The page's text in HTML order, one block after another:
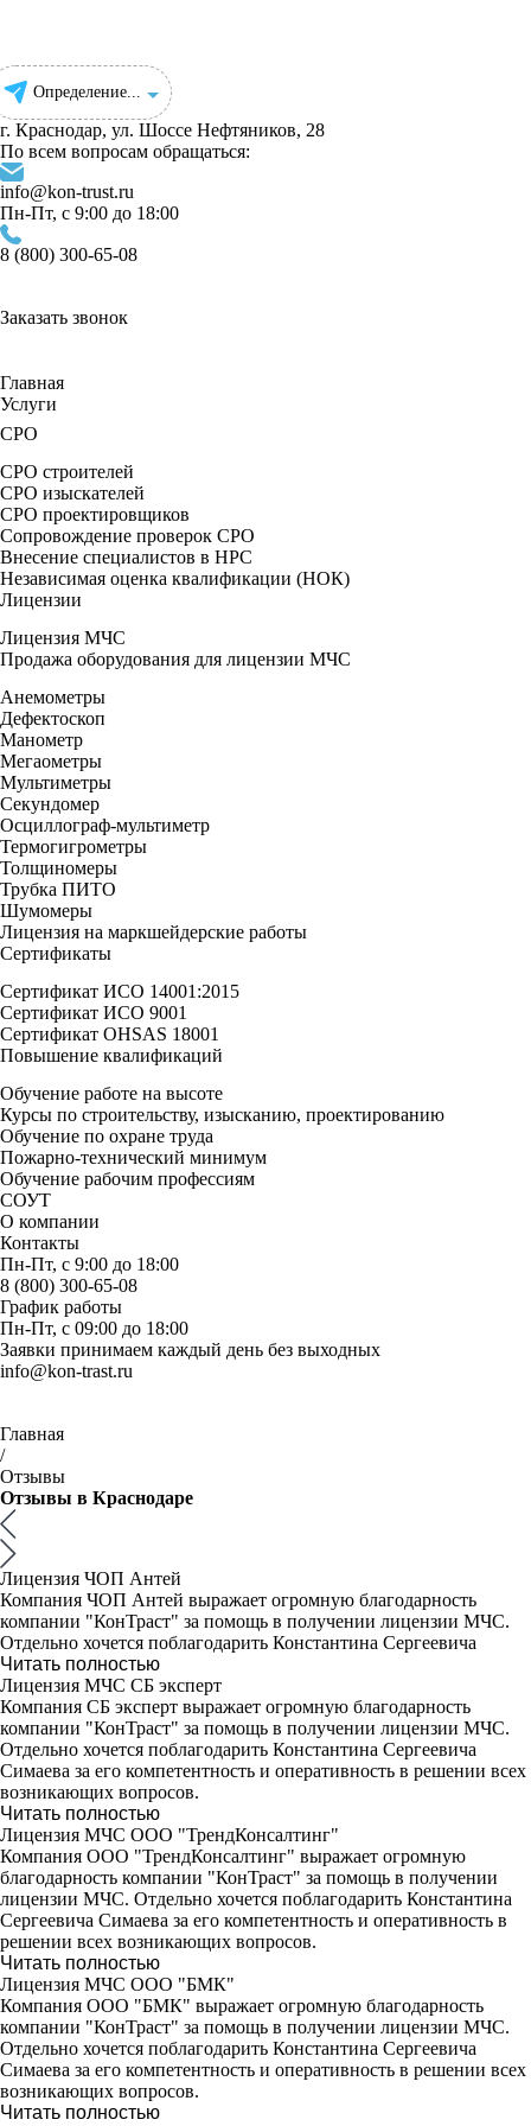
Определение...
г. Краснодар, ул. Шоссе Нефтяников, 28
По всем вопросам обращаться:
info@kon-trust.ru
Пн-Пт, с 9:00 до 18:00
8 (800) 300-65-08
Заказать звонок
Главная
Услуги
СРО
СРО строителей
СРО изыскателей
СРО проектировщиков
Сопровождение проверок СРО
Внесение специалистов в НРС
Независимая оценка квалификации (НОК)
Лицензии
Лицензия МЧС
Продажа оборудования для лицензии МЧС
Анемометры
Дефектоскоп
Манометр
Мегаометры
Мультиметры
Секундомер
Осциллограф-мультиметр
Термогигрометры
Толщиномеры
Трубка ПИТО
Шумомеры
Лицензия на маркшейдерские работы
Сертификаты
Сертификат ИСО 14001:2015
Сертификат ИСО 9001
Сертификат OHSAS 18001
Повышение квалификаций
Обучение работе на высоте
Курсы по строительству, изысканию, проектированию
Обучение по охране труда
Пожарно-технический минимум
Обучение рабочим профессиям
СОУТ
О компании
Контакты
Пн-Пт, с 9:00 до 18:00
8 (800) 300-65-08
График работы
Пн-Пт, с 09:00 до 18:00
Заявки принимаем каждый день без выходных
info@kon-trast.ru
Главная
/
Отзывы
Отзывы в Краснодаре
Лицензия ЧОП Антей
Компания ЧОП Антей выражает огромную благодарность
компании "КонТраст" за помощь в получении лицензии МЧС.
Отдельно хочется поблагодарить Константина Сергеевича
Читать полностью
Лицензия МЧС СБ эксперт
Компания СБ эксперт выражает огромную благодарность
компании "КонТраст" за помощь в получении лицензии МЧС.
Отдельно хочется поблагодарить Константина Сергеевича
Симаева за его компетентность и оперативность в решении всех
возникающих вопросов.
Читать полностью
Лицензия МЧС ООО "ТрендКонсалтинг"
Компания ООО "ТрендКонсалтинг" выражает огромную
благодарность компании "КонТраст" за помощь в получении
лицензии МЧС. Отдельно хочется поблагодарить Константина
Сергеевича Симаева за его компетентность и оперативность в
решении всех возникающих вопросов.
Читать полностью
Лицензия МЧС ООО "БМК"
Компания ООО "БМК" выражает огромную благодарность
компании "КонТраст" за помощь в получении лицензии МЧС.
Отдельно хочется поблагодарить Константина Сергеевича
Симаева за его компетентность и оперативность в решении всех
возникающих вопросов.
Читать полностью